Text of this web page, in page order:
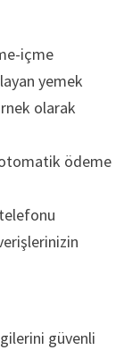
içme
yemek
olarak
otomatik ödeme
telefonu
güvenli